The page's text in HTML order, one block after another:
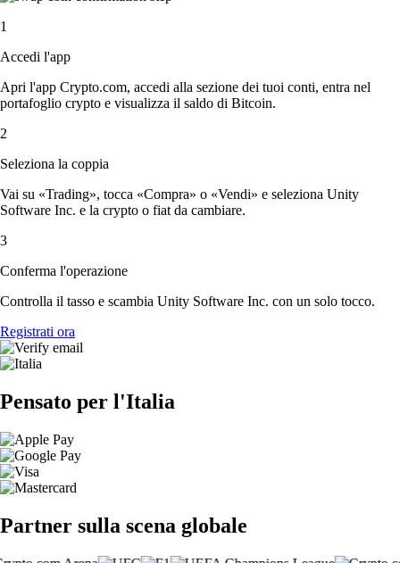
1
Accedi l'app
Apri l'app Crypto.com, accedi alla sezione dei tuoi conti, entra nel
portafoglio crypto e visualizza il saldo di Bitcoin.
2
Seleziona la coppia
Vai su «Trading», tocca «Compra» o «Vendi» e seleziona Unity
Software Inc. e la crypto o fiat da cambiare.
3
Conferma l'operazione
Controlla il tasso e scambia Unity Software Inc. con un solo tocco.
Registrati ora
Pensato per l'Italia
Partner sulla scena globale